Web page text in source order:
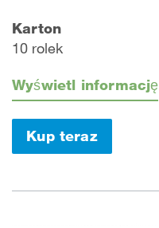
Karton
10 rolek
Wyświetl informację
Kup teraz